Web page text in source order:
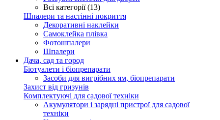
Всі категорії (13)
Шпалери та настінні покриття
Декоративні наклейки
Самоклейка плівка
Фотошпалери
Шпалери
Дача, сад та город
Біотуалети і біопрепарати
Засоби для вигрібних ям, біопрепарати
Захист від гризунів
Комплектуючі для садової техніки
Акумулятори і зарядні пристрої для садової
техніки